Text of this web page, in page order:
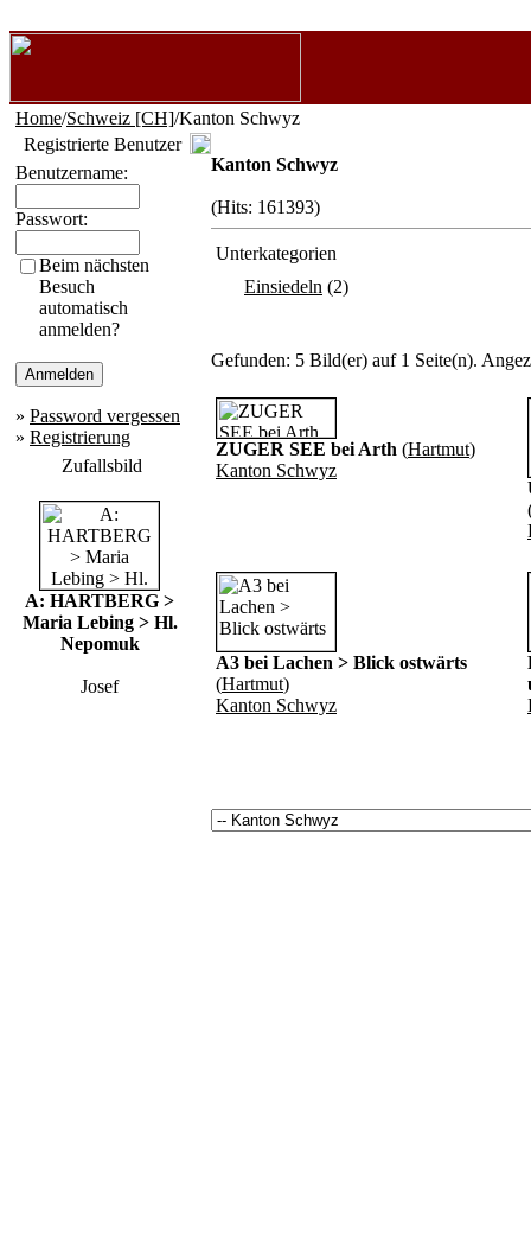
Home/Schweiz [CH]/Kanton Schwyz
Registrierte Benutzer
Benutzername:
Passwort:
Beim nächsten
Besuch
automatisch
anmelden?
» Password vergessen
» Registrierung
Zufallsbild
A: HARTBERG >
Maria Lebing > Hl.
Nepomuk
Josef
Kanton Schwyz
(Hits: 161393)
Unterkategorien
Einsiedeln (2)
Gefunden: 5 Bild(er) auf 1 Seite(n).
ZUGER SEE bei Arth (Hartmut)
Kanton Schwyz
A3 bei Lachen > Blick ostwärts
(Hartmut)
Kanton Schwyz